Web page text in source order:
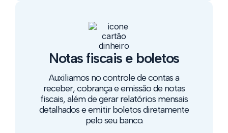
Notas fiscais e boletos
Auxiliamos no controle de contas a
receber, cobrança e emissão de notas
fiscais, além de gerar relatórios mensais
detalhados e emitir boletos diretamente
pelo seu banco.